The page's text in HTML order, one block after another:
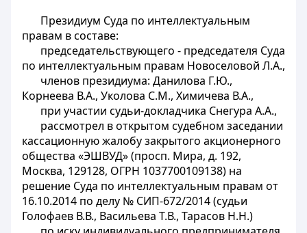
Президиум Суда по интеллектуальным
правам в составе:
председательствующего - председателя Суда
по интеллектуальным правам Новоселовой Л.А.,
членов президиума: Данилова Г.Ю.,
Корнеева В.А., Уколова С.М., Химичева В.А.,
при участии судьи-докладчика Снегура А.А.,
рассмотрел в открытом судебном заседании
кассационную жалобу закрытого акционерного
общества «ЭШВУД» (просп. Мира, д. 192,
Москва, 129128, ОГРН 1037700109138) на
решение Суда по интеллектуальным правам от
16.10.2014 по делу № СИП-672/2014 (судьи
Голофаев В.В., Васильева Т.В., Тарасов Н.Н.)